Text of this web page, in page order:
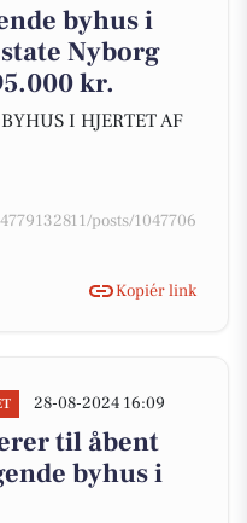
byhus i
Nyborg
kr.
I HJERTET AF
posts/1047706
Kopiér link
28-08-2024 16:09
til åbent
byhus i